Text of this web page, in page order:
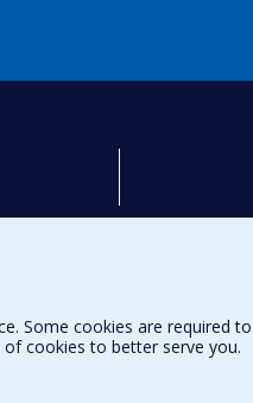
Some cookies are required
cookies to better serve you.